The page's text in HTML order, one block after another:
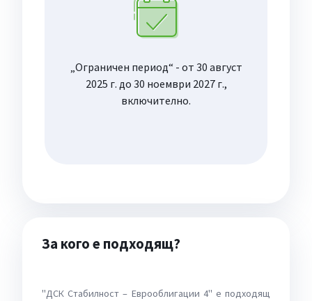
„Ограничен период“ - от 30 август
2025 г. до 30 ноември 2027 г.,
включително.
За кого е подходящ?
"ДСК Стабилност – Еврооблигации 4" е подходящ